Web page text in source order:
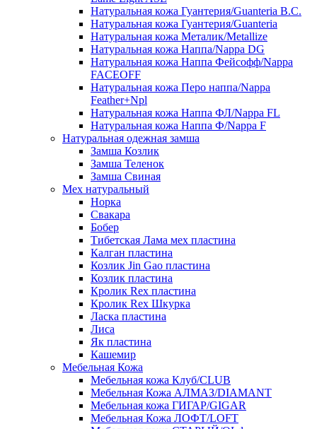
Натуральная кожа Гуантерия/Guanteria B.C.
Натуральная кожа Гуантерия/Guanteria
Натуральная кожа Металик/Metallize
Натуральная кожа Наппа/Nappa DG
Натуральная кожа Наппа Фейсофф/Nappa
FACEOFF
Натуральная кожа Перо наппа/Nappa
Feather+Npl
Натуральная кожа Наппа ФЛ/Nappa FL
Натуральная кожа Наппа Ф/Nappa F
Натуральная одежная замша
Замша Козлик
Замша Теленок
Замша Свиная
Мех натуральный
Норка
Свакара
Бобер
Тибетская Лама мех пластина
Калган пластина
Козлик Jin Gao пластина
Козлик пластина
Кролик Rex пластина
Кролик Rex Шкурка
Ласка пластина
Лиса
Як пластина
Кашемир
Мебельная Кожа
Мебельная кожа Клуб/CLUB
Мебельная Кожа АЛМАЗ/DIAMANT
Мебельная кожа ГИГАР/GIGAR
Мебельная Кожа ЛОФТ/LOFT